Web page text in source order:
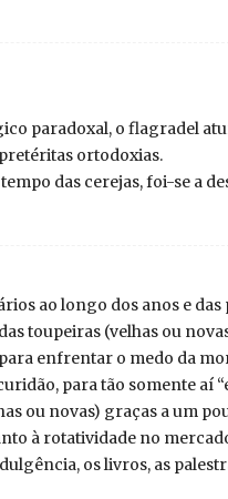
paradoxal, o flagradel
ortodoxias.
das cerejas, foi-se a
ao longo dos anos e
toupeiras (velhas ou
enfrentar o medo da
para tão somente aí
ou novas) graças a um
à rotatividade no
os livros, as